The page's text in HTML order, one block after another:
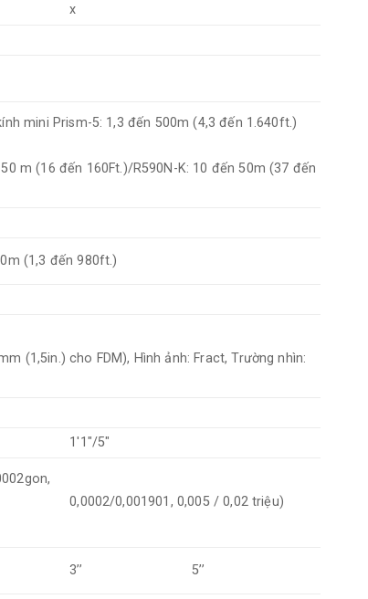
x
mini Prism-5: 1,3 đến 500m (4,3 đến 1.640ft.)
m (16 đến 160Ft.)/R590N-K: 10 đến 50m (37 đến
(1,3 đến 980ft.)
(1,5in.) cho FDM), Hình ảnh: Fract, Trường nhìn:
1'1"/5"
0,0002/0,001901, 0,005 / 0,02 triệu)
3’’ 5’’